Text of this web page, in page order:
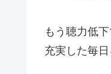
もう聴力低
充実した毎日